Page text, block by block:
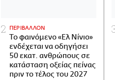
ΠΕΡΙΒΑΛΛΟΝ
Το φαινόμενο «Ελ Νίνιο»
ενδέχεται να οδηγήσει
50 εκατ. ανθρώπους σε
κατάσταση οξείας πείνας
πριν το τέλος του 2027